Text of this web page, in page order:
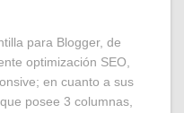
para Blogger, de
optimización SEO,
en cuanto a sus
posee 3 columnas,